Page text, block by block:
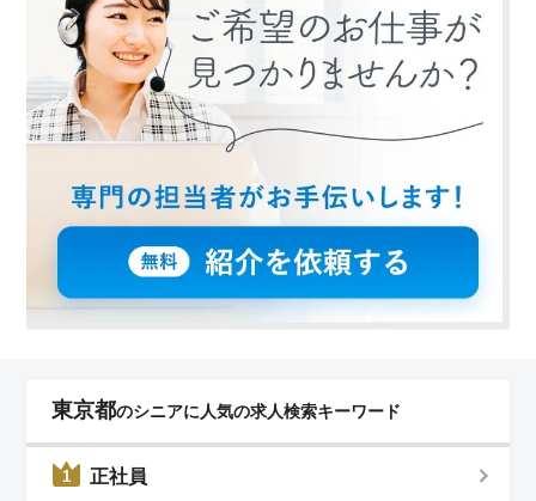
東京都のシニアに人気の求人検索キーワード
1 正社員